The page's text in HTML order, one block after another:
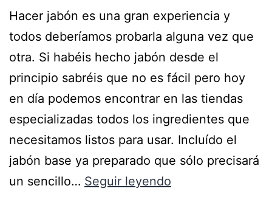
Hacer jabón es una gran experiencia y
todos deberíamos probarla alguna vez que
otra. Si habéis hecho jabón desde el
principio sabréis que no es fácil pero hoy
en día podemos encontrar en las tiendas
especializadas todos los ingredientes que
necesitamos listos para usar. Incluído el
jabón base ya preparado que sólo precisará
un sencillo… Seguir leyendo